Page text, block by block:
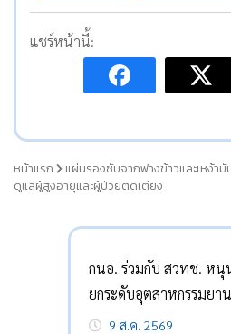
แชร์หน้านี้:
หน้าแรก
แผ่นรองซับจากฟางข้าวและเหง้า
ดูแลผู้สูงอายุและผู้ป่วยติดเตียง
กนอ. ร่วมกับ สวทช. หนุ
ยกระดับอุตสาหกรรมย
9 ส.ค. 2569